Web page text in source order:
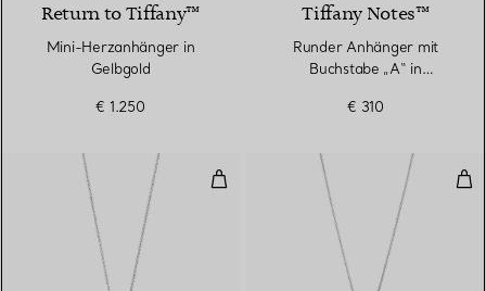
Return to Tiffany™
Mini-Herzanhänger in
Gelbgold
€ 1.250
Tiffany Notes™
Runder Anhänger mit
Buchstabe „A“ in
€ 310
Herzanhänger in Silber, Tiffany